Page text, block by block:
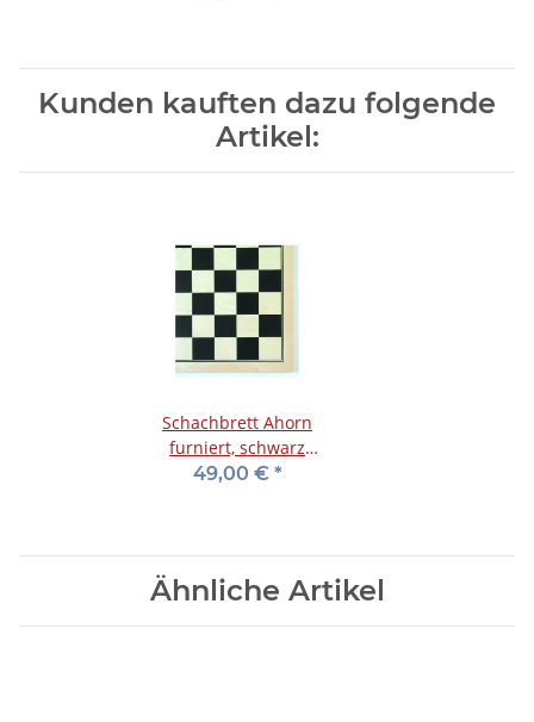
Kunden kauften dazu folgende
Artikel:
Schachbrett Ahorn
furniert, schwarz
bedruckt, matt lackiert,
49,00 € *
Ähnliche Artikel